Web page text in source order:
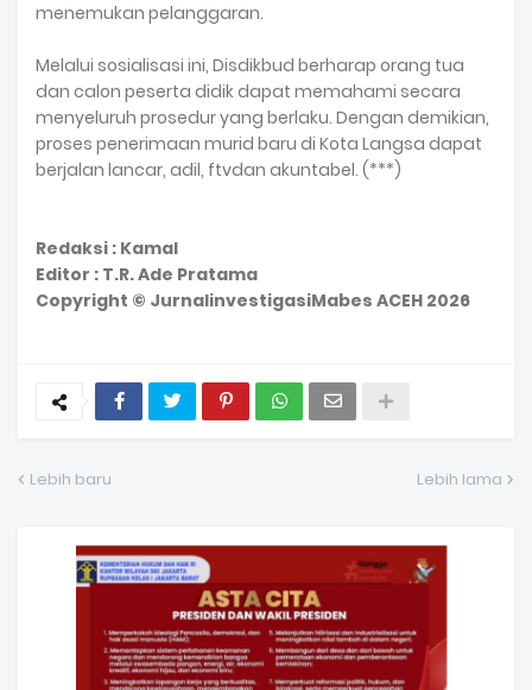
menemukan pelanggaran.
Melalui sosialisasi ini, Disdikbud berharap orang tua
dan calon peserta didik dapat memahami secara
menyeluruh prosedur yang berlaku. Dengan demikian,
proses penerimaan murid baru di Kota Langsa dapat
berjalan lancar, adil, ftvdan akuntabel. (***)
Redaksi : Kamal
Editor : T.R. Ade Pratama
Copyright © JurnalinvestigasiMabes ACEH 2026
Lebih baru Lebih lama